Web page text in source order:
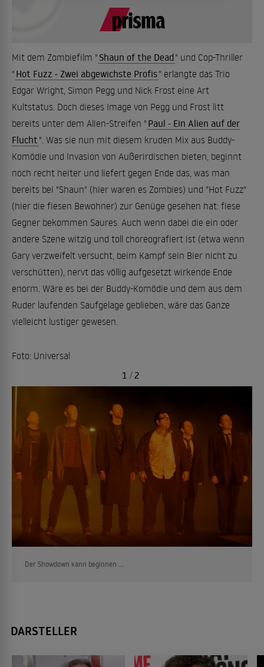
Mit dem Zombiefilm " Shaun of the Dead" und Cop-Thriller
" Hot Fuzz - Zwei abgewichste Profis" erlangte das Trio
Edgar Wright, Simon Pegg und Nick Frost eine Art
Kultstatus. Doch dieses Image von Pegg und Frost litt
bereits unter dem Alien-Streifen " Paul - Ein Alien auf der
Flucht ". Was sie nun mit diesem kruden Mix aus Buddy-
Komödie und Invasion von Außerirdischen bieten, beginnt
noch recht heiter und liefert gegen Ende das, was man
bereits bei "Shaun" (hier waren es Zombies) und "Hot Fuzz"
(hier die fiesen Bewohner) zur Genüge gesehen hat: fiese
Gegner bekommen Saures. Auch wenn dabei die ein oder
andere Szene witzig und toll choreografiert ist (etwa wenn
Gary verzweifelt versucht, beim Kampf sein Bier nicht zu
verschütten), nervt das völlig aufgesetzt wirkende Ende
enorm. Wäre es bei der Buddy-Komödie und dem aus dem
Ruder laufenden Saufgelage geblieben, wäre das Ganze
vielleicht lustiger gewesen.
Foto: Universal
Der Showdown kann beginnen ...
1 / 2
DARSTELLER